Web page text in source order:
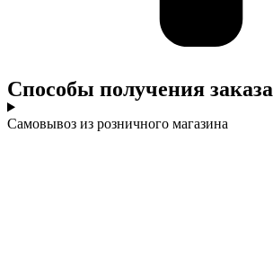
Cпособы получения заказа
Самовывоз из розничного магазина